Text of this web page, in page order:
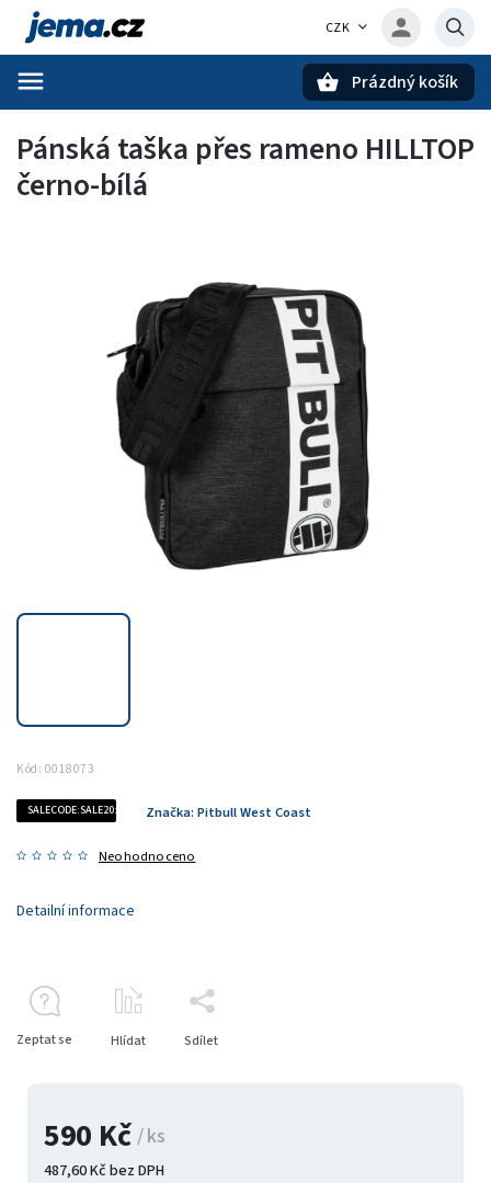
CZK
Prázdný košík
Pánská taška přes rameno HILLTOP
černo-bílá
Kód: 0018073
SALECODE:SALE20:20:%
Neohodnoceno
Značka: Pitbull West Coast
590 Kč / ks
487,60 Kč bez DPH
Detailní informace
Zeptat se Hlídat Sdílet